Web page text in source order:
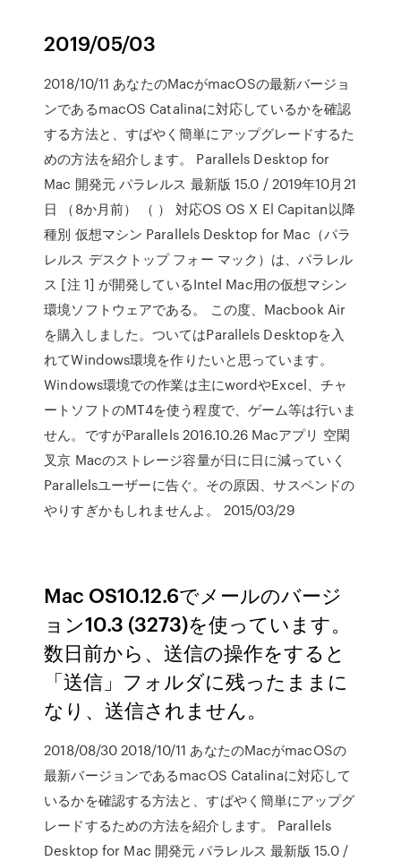
2019/05/03
2018/10/11 あなたのMacがmacOSの最新バージョ
ンであるmacOS Catalinaに対応しているかを確認
する方法と、すばやく簡単にアップグレードするた
めの方法を紹介します。 Parallels Desktop for
Mac 開発元 パラレルス 最新版 15.0 / 2019年10月21
日 （8か月前） （ ） 対応OS OS X El Capitan以降
種別 仮想マシン Parallels Desktop for Mac（パラ
レルス デスクトップ フォー マック）は、パラレル
ス [注 1] が開発しているIntel Mac用の仮想マシン
環境ソフトウェアである。 この度、Macbook Air
を購入しました。ついてはParallels Desktopを入
れてWindows環境を作りたいと思っています。
Windows環境での作業は主にwordやExcel、チャ
ートソフトのMT4を使う程度で、ゲーム等は行いま
せん。ですがParallels 2016.10.26 Macアプリ 空閑
叉京 Macのストレージ容量が日に日に減っていく
Parallelsユーザーに告ぐ。その原因、サスペンドの
やりすぎかもしれませんよ。 2015/03/29
Mac OS10.12.6でメールのバージ
ョン10.3 (3273)を使っています。
数日前から、送信の操作をすると
「送信」フォルダに残ったままに
なり、送信されません。
2018/08/30 2018/10/11 あなたのMacがmacOSの
最新バージョンであるmacOS Catalinaに対応して
いるかを確認する方法と、すばやく簡単にアップグ
レードするための方法を紹介します。 Parallels
Desktop for Mac 開発元 パラレルス 最新版 15.0 /